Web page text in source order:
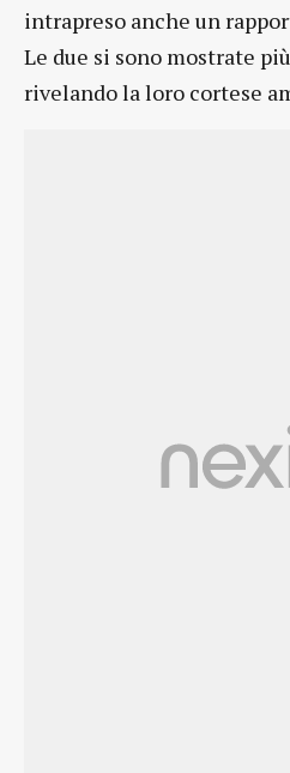
intrapreso anche un
Le due si sono mostrate
rivelando la loro cortese